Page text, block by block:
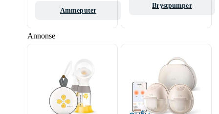
Annonse
Ammeputer
Brystpumper